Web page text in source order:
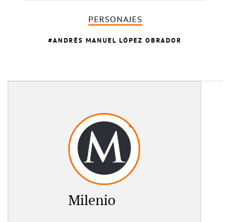
PERSONAJES
ANDRÉS MANUEL LÓPEZ OBRADOR
Milenio